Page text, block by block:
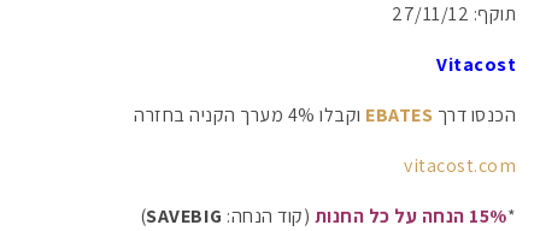
תוקף: 27/11/12
Vitacost
הכנסו דרך EBATES וקבלו 4% מערך הקניה בחזרה
vitacost.com
*15% הנחה על כל החנות (קוד הנחה: SAVEBIG
)